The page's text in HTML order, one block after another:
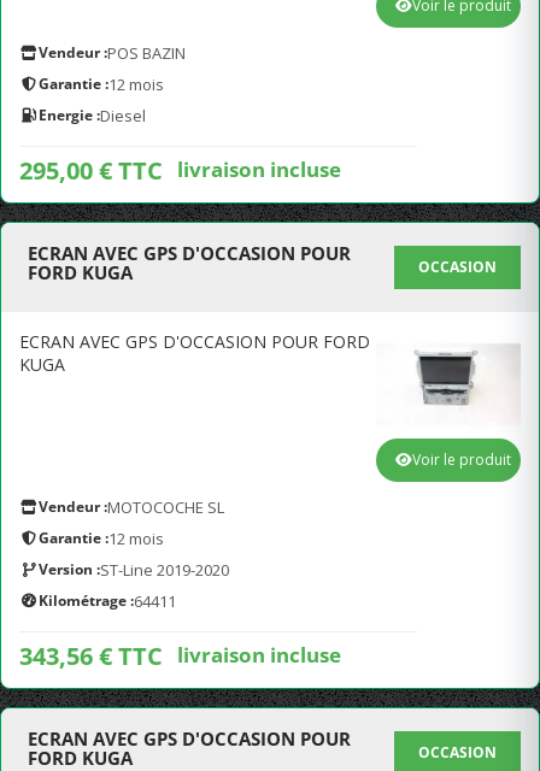
Vendeur :POS BAZIN
Garantie :12 mois
Energie :Diesel
295,00 € TTC livraison incluse
Voir le produit
ECRAN AVEC GPS D'OCCASION POUR
FORD KUGA
OCCASION
ECRAN AVEC GPS D'OCCASION POUR FORD
KUGA
Vendeur :MOTOCOCHE SL
Garantie :12 mois
Version :ST-Line 2019-2020
Kilométrage :64411
343,56 € TTC livraison incluse
Voir le produit
ECRAN AVEC GPS D'OCCASION POUR
FORD KUGA
OCCASION